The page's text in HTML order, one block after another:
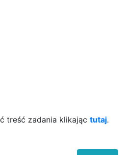
treść zadania klikając tutaj.